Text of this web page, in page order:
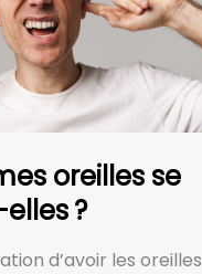
oreilles se
?
d’avoir les oreilles